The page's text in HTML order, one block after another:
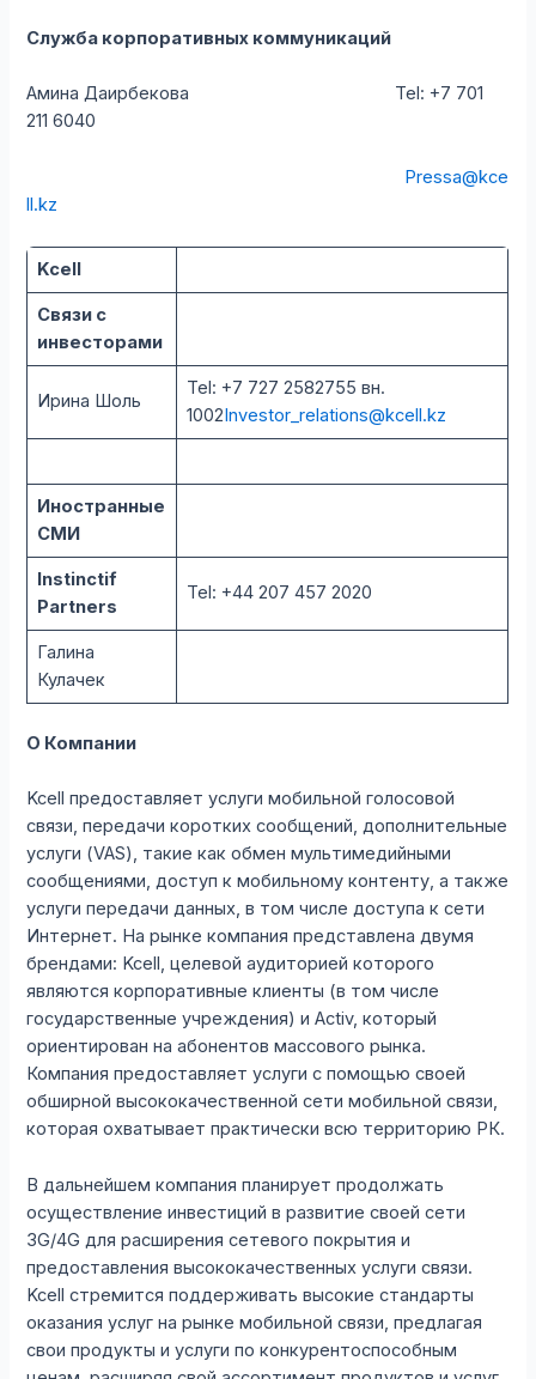
Служба корпоративных коммуникаций
Амина Даирбекова Tel: +7 701
211 6040
Pressa@kce
ll.kz
Kcell
Связи с
инвесторами
Ирина Шоль
Tel: +7 727 2582755 вн.
1002Investor_relations@kcell.kz
Иностранные
СМИ
Instinctif
Partners
Tel: +44 207 457 2020
Галина
Кулачек
О Компании
Kcell предоставляет услуги мобильной голосовой
связи, передачи коротких сообщений, дополнительные
услуги (VAS), такие как обмен мультимедийными
сообщениями, доступ к мобильному контенту, а также
услуги передачи данных, в том числе доступа к сети
Интернет. На рынке компания представлена двумя
брендами: Kcell, целевой аудиторией которого
являются корпоративные клиенты (в том числе
государственные учреждения) и Activ, который
ориентирован на абонентов массового рынка.
Компания предоставляет услуги с помощью своей
обширной высококачественной сети мобильной связи,
которая охватывает практически всю территорию РК.
В дальнейшем компания планирует продолжать
осуществление инвестиций в развитие своей сети
3G/4G для расширения сетевого покрытия и
предоставления высококачественных услуги связи.
Kcell стремится поддерживать высокие стандарты
оказания услуг на рынке мобильной связи, предлагая
свои продукты и услуги по конкурентоспособным